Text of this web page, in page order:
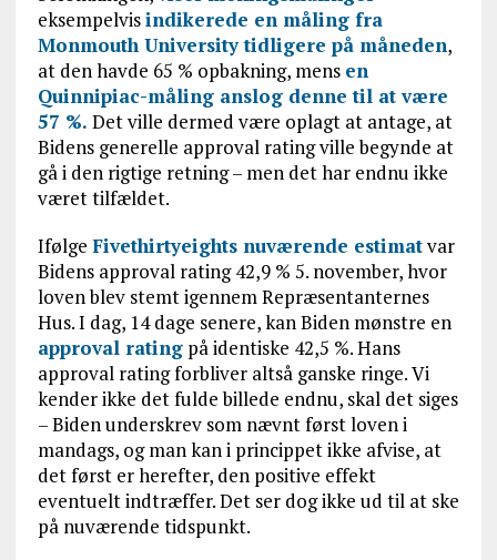
eksempelvisindikerede en måling fra
Monmouth University tidligere på måneden,
at den havde 65 % opbakning, mens en
Quinnipiac-måling anslog denne til at være
57 %. Det ville dermed være oplagt at antage, at
Bidens generelle approval rating ville begynde at
gå i den rigtige retning – men det har endnu ikke
været tilfældet.
Ifølge Fivethirtyeights nuværende estimatvar
Bidens approval rating 42,9 % 5. november, hvor
loven blev stemt igennem Repræsentanternes
Hus. I dag, 14 dage senere, kan Biden mønstre en
approval ratingpå identiske 42,5 %. Hans
approval rating forbliver altså ganske ringe. Vi
kender ikke det fulde billede endnu, skal det siges
– Biden underskrev som nævnt først loven i
mandags, og man kan i princippet ikke afvise, at
det først er herefter, den positive effekt
eventuelt indtræffer. Det ser dog ikke ud til at ske
på nuværende tidspunkt.